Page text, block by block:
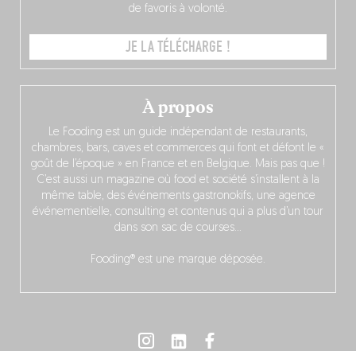
À propos
Le Fooding est un guide indépendant de restaurants,
chambres, bars, caves et commerces qui font et défont le «
goût de l’époque » en France et en Belgique. Mais pas que !
C’est aussi un magazine où food et société s’installent à la
même table, des événements gastronokifs, une agence
événementielle, consulting et contenus qui a plus d’un tour
dans son sac de courses…
Fooding® est une marque déposée.
de favoris à volonté.
JE LA TÉLÉCHARGE !